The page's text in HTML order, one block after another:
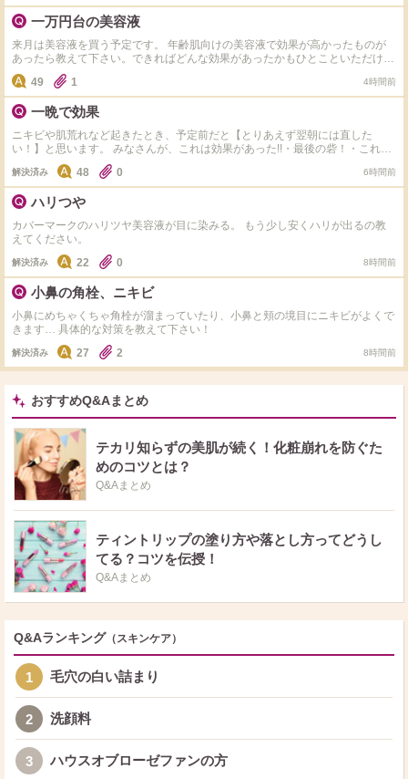
一万円台の美容液
来月は美容液を買う予定です。 年齢肌向けの美容液で効果が高かったものが
あったら教えて下さい。できればどんな効果があったかもひとこといただける
と嬉しいです。 よろしくお願いします。
49 1 4時間前
一晩で効果
ニキビや肌荒れなど起きたとき、予定前だと【とりあえず翌朝には直した
い！】と思います。 みなさんが、これは効果があった!!・最後の砦！・これが
あれば安心！ と思っている物があれば教えてほしいです。 睡眠と食事以外
であれば、スキンケアでもサプリでもなんでもOKです 実践されていることを
教えてください
解決済み 48 0 6時間前
ハリつや
カバーマークのハリツヤ美容液が目に染みる。 もう少し安くハリが出るの教
えてください。
解決済み 22 0 8時間前
小鼻の角栓、ニキビ
小鼻にめちゃくちゃ角栓が溜まっていたり、小鼻と頬の境目にニキビがよくで
きます… 具体的な対策を教えて下さい！
解決済み 27 2 8時間前
おすすめQ&Aまとめ
テカリ知らずの美肌が続く！化粧崩れを防ぐた
めのコツとは？
Q&Aまとめ
ティントリップの塗り方や落とし方ってどうし
てる？コツを伝授！
Q&Aまとめ
Q&Aランキング （スキンケア）
1 毛穴の白い詰まり
2 洗顔料
3 ハウスオブローゼファンの方